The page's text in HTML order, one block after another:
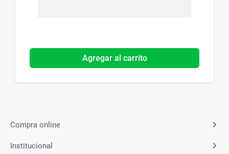
Agregar al carrito
Compra online
Institucional